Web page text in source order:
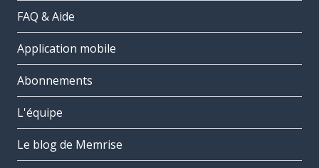
FAQ & Aide
Application mobile
Abonnements
L'équipe
Le blog de Memrise